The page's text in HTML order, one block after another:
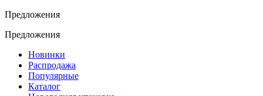
Предложения
Предложения
Новинки
Распродажа
Популярные
Каталог